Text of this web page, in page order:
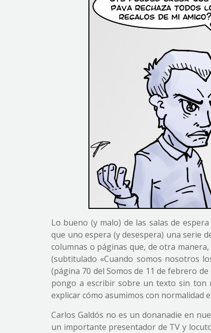
Lo bueno (y malo) de las salas de
que uno espera (y desespera) una serie
columnas o páginas que, de otra
(subtitulado «Cuando somos nosotros
(página 70 del Somos de 11 de febrero
pongo a escribir sobre un texto sin ton
explicar cómo asumimos con normalidad
Carlos Galdós no es un donanadie en
un importante presentador de TV y